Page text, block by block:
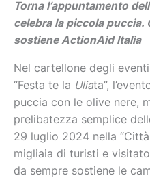
Torna l’appuntamento
celebra la piccola puccia.
sostiene ActionAid Italia
Nel cartellone degli
“Festa te la Uliata”,
puccia con le olive nere,
prelibatezza semplice
29 luglio 2024 nella
migliaia di turisti e
da sempre sostiene le